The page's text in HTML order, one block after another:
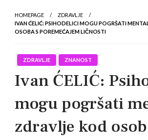
HOMEPAGE
ZDRAVLJE
IVAN ĆELIĆ: PSIHODELICI MOGU POGRŠATI
OSOBA S POREMEĆAJEM LIČNOSTI
ZDRAVLJE ZNANOST
Ivan ĆELIĆ:
mogu pogršati
zdravlje kod